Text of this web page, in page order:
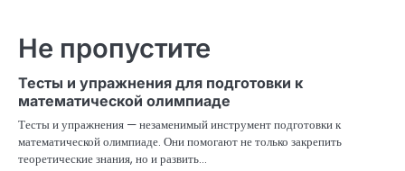
и
г
а
ц
Не пропустите
Тесты и упражнения для подготовки к
математической олимпиаде
Тесты и упражнения — незаменимый инструмент подготовки к
математической олимпиаде. Они помогают не только закрепить
теоретические знания, но и развить…